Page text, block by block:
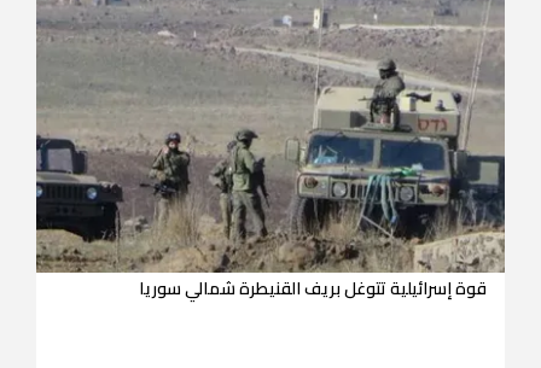
قوة إسرائيلية تتوغل بريف القنيطرة شمالي سوريا